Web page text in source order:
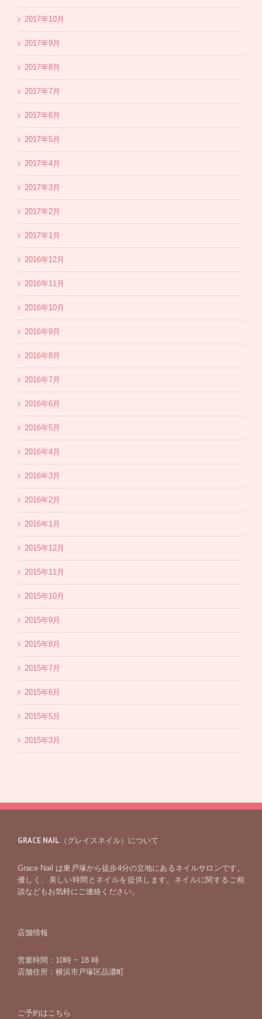
2017年10月
2017年9月
2017年8月
2017年7月
2017年6月
2017年5月
2017年4月
2017年3月
2017年2月
2017年1月
2016年12月
2016年11月
2016年10月
2016年9月
2016年8月
2016年7月
2016年6月
2016年5月
2016年4月
2016年3月
2016年2月
2016年1月
2015年12月
2015年11月
2015年10月
2015年9月
2015年8月
2015年7月
2015年6月
2015年5月
2015年3月
GRACE NAIL（グレイスネイル）について
Grace Nail は東戸塚から徒歩4分の立地にあるネイルサロンです。
優しく、美しい時間とネイルを提供します。ネイルに関するご相
談などもお気軽にご連絡ください。
店舗情報
営業時間：10時 ~ 18 時
店舗住所：横浜市戸塚区品濃町
ご予約はこちら